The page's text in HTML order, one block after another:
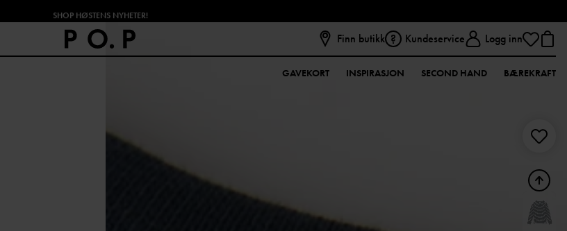
SHOP HØSTENS NYHETER!
Finn butikk Kundeservice Logg inn
GAVEKORT INSPIRASJON SECOND HAND BÆREKRAFT